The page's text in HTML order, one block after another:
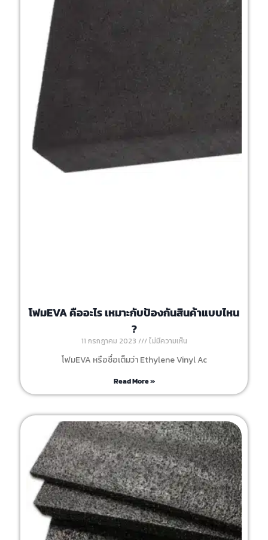
โฟมEVA คืออะไร เหมาะกับป้องกันสินค้าแบบไหน
?
11 กรกฎาคม 2023 ไม่มีความเห็น
โฟมEVA หรือชื่อเต็มว่า Ethylene Vinyl Ac
Read More »